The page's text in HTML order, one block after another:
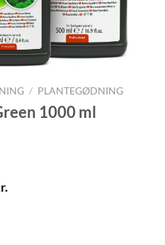
/ PLANTEGØDNING
1000 ml
Den